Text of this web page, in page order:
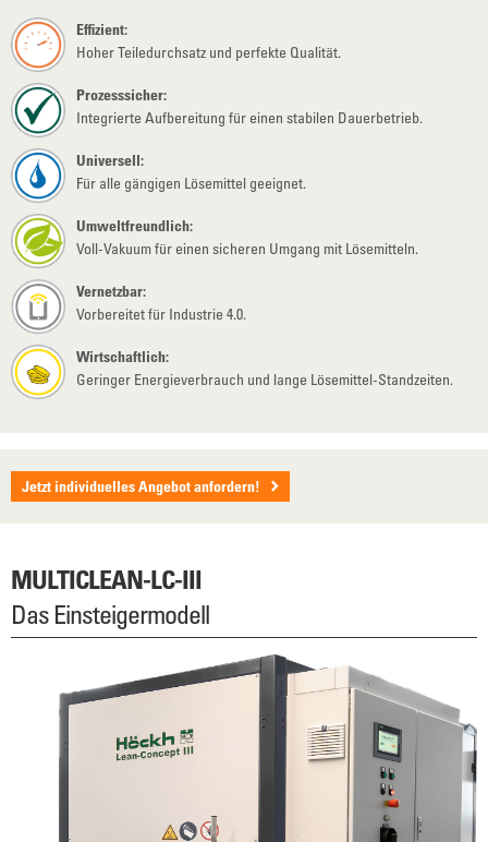
Effizient:
Hoher Teiledurchsatz und perfekte Qualität.
Prozesssicher:
Integrierte Aufbereitung für einen stabilen Dauerbetrieb.
Universell:
Für alle gängigen Lösemittel geeignet.
Umweltfreundlich:
Voll-Vakuum für einen sicheren Umgang mit Lösemitteln.
Vernetzbar:
Vorbereitet für Industrie 4.0.
Wirtschaftlich:
Geringer Energieverbrauch und lange Lösemittel-Standzeiten.
Jetzt individuelles Angebot anfordern!
MULTICLEAN-LC-III
Das Einsteigermodell